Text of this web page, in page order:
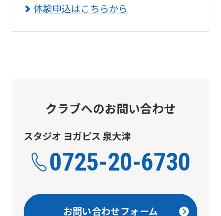
体験申込はこちらから
クラブへのお問い合わせ
スタジオ ヨガピス 泉大津
0725-20-6730
お問い合わせフォーム